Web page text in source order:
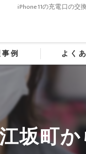
iPhone11の充電口の交
例 よく
坂町